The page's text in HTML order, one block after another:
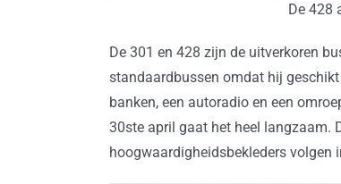
De 428
De 301 en 428 zijn de uitverkoren
standaardbussen omdat hij
banken, een autoradio en een
30ste april gaat het heel langzaam.
hoogwaardigheidsbekleders volgen